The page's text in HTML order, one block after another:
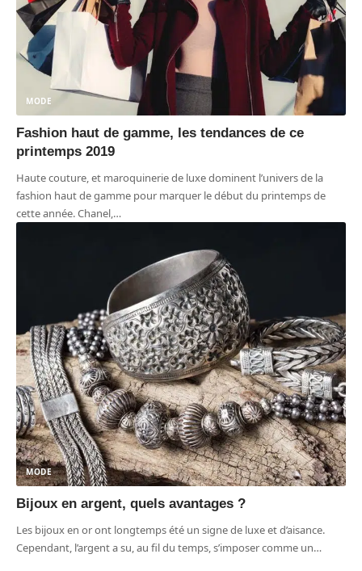
MODE
Fashion haut de gamme, les tendances de ce
printemps 2019
Haute couture, et maroquinerie de luxe dominent l’univers de la
fashion haut de gamme pour marquer le début du printemps de
cette année. Chanel,…
MODE
Bijoux en argent, quels avantages ?
Les bijoux en or ont longtemps été un signe de luxe et d’aisance.
Cependant, l’argent a su, au fil du temps, s’imposer comme un…